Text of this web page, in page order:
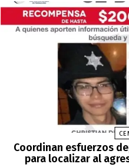
Coordinan esfuerzos
para localizar al